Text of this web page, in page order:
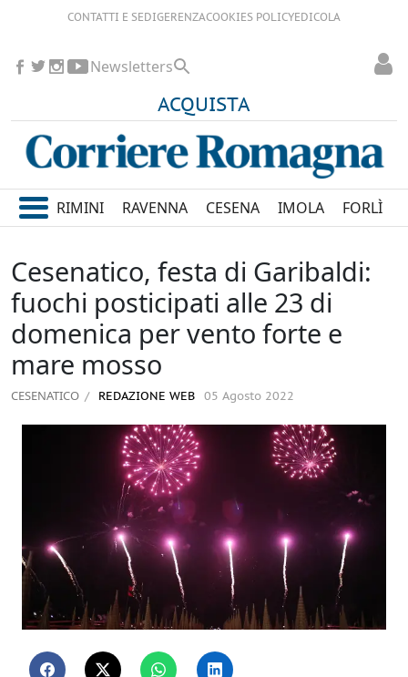
CONTATTI E SEDIGERENZACOOKIES POLICYEDICOLA
ACQUISTA
Newsletters
RIMINI RAVENNA CESENA IMOLA FORLÌ
Cesenatico, festa di Garibaldi:
fuochi posticipati alle 23 di
domenica per vento forte e
mare mosso
CESENATICO REDAZIONE WEB 05 Agosto 2022